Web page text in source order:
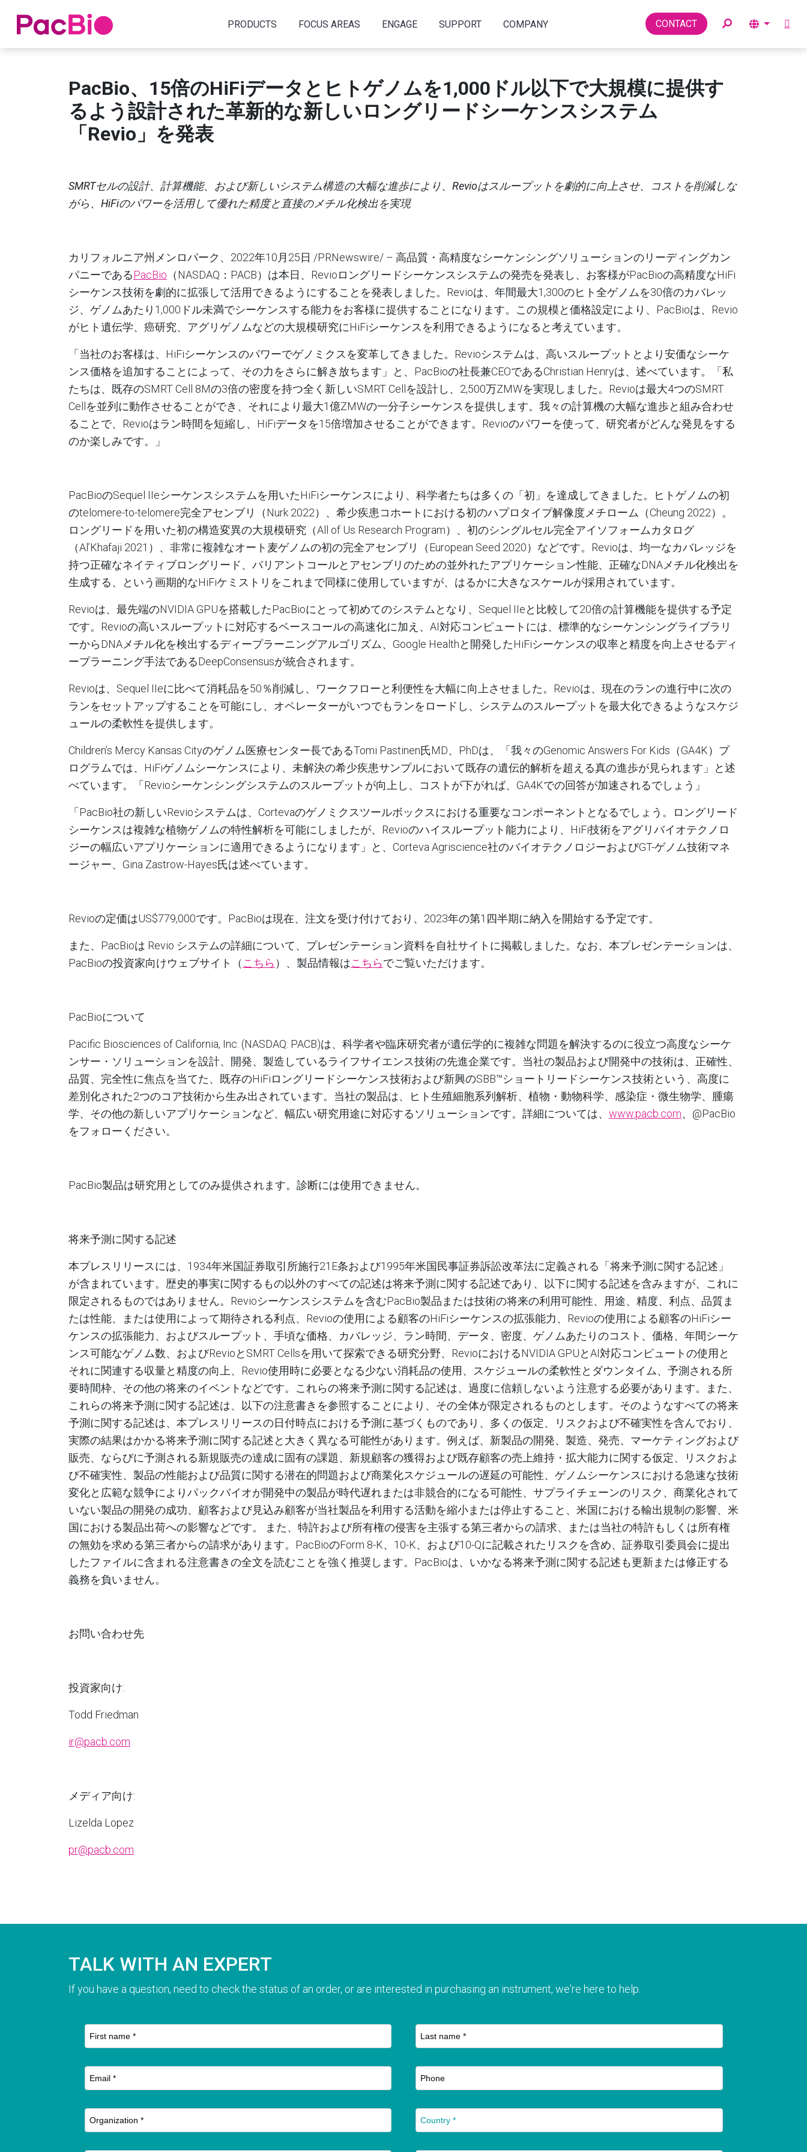
Home PRODUCTS FOCUS AREAS ENGAGE SUPPORT COMPANY CONTACT Toggle
PacBio、15倍のHiFiデータとヒトゲノムを1,000 ドル以下で大規模に提供す
るよう設計された革新的な新しいロングリードシーケンスシステム
「Revio 」を発表
SMRTセルの設計、計算機能、および新しいシステム構造の大幅な進歩により、 Revioはスループットを劇的に向上させ、コストを削減しな
がら、 HiFiのパワーを活用して優れた精度と直接のメチル化検出を実現
カリフォルニア州メンロパーク、 2022年10 月 25日 /PRNewswire/ – 高品質・高精度なシーケンシングソリューションのリーディングカン
パニーであるPacBio （NASDAQ：PACB） は本日、 Revioロングリードシーケンスシステムの発売を発表し、お客様がPacBioの高精度なHiFi
シーケンス技術を劇的に拡張して活用できるようにすることを発表しました。 Revioは、年間最大1,300のヒト全ゲノムを30倍のカバレッ
ジ、 ゲノムあたり1,000ドル未満でシーケンスする能力をお客様に提供することになります。この規模と価格設定により、PacBioは、 Revio
がヒト遺伝学、癌研究、アグリゲノムなどの大規模研究にHiFiシーケンスを利用できるようになると考えています。
「当社のお客様は、 HiFiシーケンスのパワーでゲノミクスを変革してきました。 Revioシステムは、高いスループットとより安価なシーケ
ンス価格を追加することによって、その力をさらに解き放ちます」と、 PacBioの社長兼CEOであるChristian Henryは、 述べています。「私
たちは、既存のSMRT Cell 8Mの3倍の密度を持つ全く新しいSMRT Cellを設計し、2,500万ZMWを実現しました。 Revioは最大4つのSMRT
Cellを並列に動作させることができ、それにより最大1億ZMWの一分子シーケンスを提供します。我々の計算機の大幅な進歩と組み合わせ
ることで、 Revioはラン時間を短縮し、HiFiデータを15倍増加させることができます。 Revioのパワーを使って、研究者がどんな発見をする
のか楽しみです。
」
PacBioのSequel IIeシーケンスシステムを用いたHiFiシーケンスにより、科学者たちは多くの「初」を達成してきました。ヒトゲノムの初
のtelomere-to-telomere完全アセンブリ（Nurk 2022）、希少疾患コホートにおける初のハプロタイプ解像度メチローム （Cheung 2022）。
ロングリードを用いた初の構造変異の大規模研究 （All of Us Research Program）、 初のシングルセル完全アイソフォームカタログ
（Al’Khafaji 2021 ）、非常に複雑なオート麦ゲノムの初の完全アセンブリ（European Seed 2020） などです。 Revioは、均一なカバレッジを
持つ正確なネイティブロングリード、バリアントコールとアセンブリのための並外れたアプリケーション性能、正確なDNAメチル化検出を
生成する、 という画期的なHiFiケミストリをこれまで同様に使用していますが、はるかに大きなスケールが採用されています。
Revioは、最先端のNVIDIA GPUを搭載したPacBioにとって初めてのシステムとなり、 Sequel IIeと比較して20倍の計算機能を提供する予定
です。 Revioの高いスループットに対応するベースコールの高速化に加え、 AI対応コンピュートには、標準的なシーケンシングライブラリ
ーからDNAメチル化を検出するディープラーニングアルゴリズム、 Google Healthと開発したHiFiシーケンスの収率と精度を向上させるディ
ープラーニング手法であるDeepConsensusが統合されます。
Revioは、 Sequel IIeに比べて消耗品を50％削減し、ワークフローと利便性を大幅に向上させました。 Revioは、現在のランの進行中に次の
ランをセットアップすることを可能にし、オペレーターがいつでもランをロードし、システムのスループットを最大化できるようなスケジ
ュールの柔軟性を提供します。
Children’s Mercy Kansas Cityのゲノム医療センター長であるTomi Pastinen氏MD、PhDは、「我々のGenomic Answers For Kids（GA4K）プ
ログラムでは、 HiFiゲノムシーケンスにより、未解決の希少疾患サンプルにおいて既存の遺伝的解析を超える真の進歩が見られます」と述
べています。「 Revioシーケンシングシステムのスループットが向上し、コストが下がれば、 GA4Kでの回答が加速されるでしょう」
「PacBio社の新しいRevioシステムは、 Cortevaのゲノミクスツールボックスにおける重要なコンポーネントとなるでしょう。ロングリード
シーケンスは複雑な植物ゲノムの特性解析を可能にしましたが、 Revioのハイスループット能力により、 HiFi技術をアグリバイオテクノロ
ジーの幅広いアプリケーションに適用できるようになります」と、 Corteva Agriscience社のバイオテクノロジーおよびGT-ゲノム技術マネ
ージャー、 Gina Zastrow-Hayes氏は述べています。
Revioの定価はUS$779,000です。 PacBioは現在、注文を受け付けており、 2023年の第1 四半期に納入を開始する予定です。
また、PacBioは Revio システムの詳細について、プレゼンテーション資料を自社サイトに掲載しました。なお、本プレゼンテーションは、
PacBioの投資家向けウェブサイト（ こちら ）、製品情報はこちらでご覧いただけます。
PacBioについて
Pacific Biosciences of California, Inc. (NASDAQ: PACB)は、科学者や臨床研究者が遺伝学的に複雑な問題を解決するのに役立つ高度なシーケ
ンサー・ソリューションを設計、開発、製造しているライフサイエンス技術の先進企業です。当社の製品および開発中の技術は、正確性、
品質、完全性に焦点を当てた、既存のHiFiロングリードシーケンス技術および新興のSBB™ショートリードシーケンス技術という、高度に
差別化された2つのコア技術から生み出されています。当社の製品は、ヒト生殖細胞系列解析、植物・動物科学、感染症・微生物学、腫瘍
学、その他の新しいアプリケーションなど、幅広い研究用途に対応するソリューションです。 詳細については、 www.pacb.com、@PacBio
をフォローください。
PacBio製品は研究用としてのみ提供されます。診断には使用できません。
将来予測に関する記述
本プレスリリースには、 1934年米国証券取引所施行21E条および1995年米国民事証券訴訟改革法に定義される「将来予測に関する記述」
が含まれています。歴史的事実に関するもの以外のすべての記述は将来予測に関する記述であり、以下に関する記述を含みますが、これに
限定されるものではありません。 Revioシーケンスシステムを含むPacBio製品または技術の将来の利用可能性、用途、精度、利点、品質ま
たは性能、または使用によって期待される利点、 Revioの使用による顧客のHiFiシーケンスの拡張能力、 Revioの使用による顧客のHiFiシー
ケンスの拡張能力、およびスループット、手頃な価格、カバレッジ、ラン時間、データ、密度、ゲノムあたりのコスト、価格、年間シーケ
ンス可能なゲノム数、およびRevioと SMRT Cellsを用いて探索できる研究分野、 RevioにおけるNVIDIA GPUとAI対応コンピュートの使用と
それに関連する収量と精度の向上、 Revio使用時に必要となる少ない消耗品の使用、スケジュールの柔軟性とダウンタイム、予測される所
要時間枠、その他の将来のイベントなどです。 これらの将来予測に関する記述は、過度に信頼しないよう注意する必要があります。
また、
これらの将来予測に関する記述は、以下の注意書きを参照することにより、その全体が限定されるものとします。そのようなすべての将来
予測に関する記述は、本プレスリリースの日付時点における予測に基づくものであり、多くの仮定、リスクおよび不確実性を含んでおり、
実際の結果はかかる将来予測に関する記述と大きく異なる可能性があります。例えば、新製品の開発、製造、発売、マーケティングおよび
販売、ならびに予測される新規販売の達成に固有の課題、新規顧客の獲得および既存顧客の売上維持・拡大能力に関する仮定、リスクおよ
び不確実性、 製品の性能および品質に関する潜在的問題および商業化スケジュールの遅延の可能性、ゲノムシーケンスにおける急速な技術
変化と広範な競争によりパックバイオが開発中の製品が時代遅れまたは非競合的になる可能性、サプライチェーンのリスク、商業化されて
いない製品の開発の成功、顧客および見込み顧客が当社製品を利用する活動を縮小または停止すること、米国における輸出規制の影響、米
国における製品出荷への影響などです。
また、特許および所有権の侵害を主張する第三者からの請求、または当社の特許もしくは所有権
の無効を求める第三者からの請求があります。 PacBioのForm 8-K、10-K、および10-Qに記載されたリスクを含め、証券取引委員会に提出
したファイルに含まれる注意書きの全文を読むことを強く推奨します。PacBioは、いかなる将来予測に関する記述も更新または修正する
義務を負いません。
お問い合わせ先
投資家向け:
Todd Friedman
ir@pacb.com
メディア向け:
Lizelda Lopez
pr@pacb.com
TALK WITH AN EXPERT
If you have a question, need to check the status of an order, or are interested in purchasing an instrument, we're here to help.